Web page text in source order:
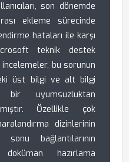
son dönemde
ekleme sürecinde
hataları ile karşı
teknik destek
incelemeler, bu sorunun
üst bilgi ve alt bilgi
bir uyumsuzluktan
Özellikle çok
dizinlerinin
bağlantılarının
hazırlama